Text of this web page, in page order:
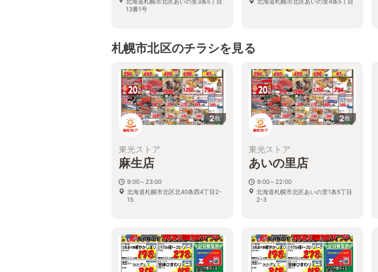
13番1号
札幌市北区のチラシを見る
2枚
東光ストア
麻生店
9:00～23:00
北海道札幌市北区北40条西4丁目2-
15
2枚
東光ストア
あいの里店
9:00～22:00
北海道札幌市北区あいの里1条5丁目
2-3